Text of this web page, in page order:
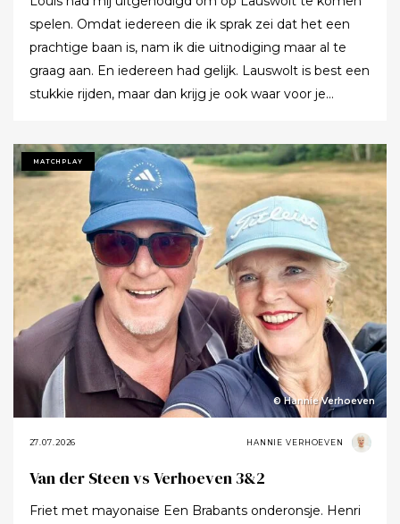
spelen. Omdat iedereen die ik sprak zei dat het een
prachtige baan is, nam ik die uitnodiging maar al te
graag aan. En iedereen had gelijk. Lauswolt is best een
stukkie rijden, maar dan krijg je ook waar voor je
Tot ik uiteindelijk aankondigde dat ik het nu echt niet
meer ging zeggen.
MATCHPLAY
© Hannie Verhoeven
27.07.2026 HANNIE VERHOEVEN
Van der Steen vs Verhoeven 3&2
Friet met mayonaise Een Brabants onderonsje. Henri